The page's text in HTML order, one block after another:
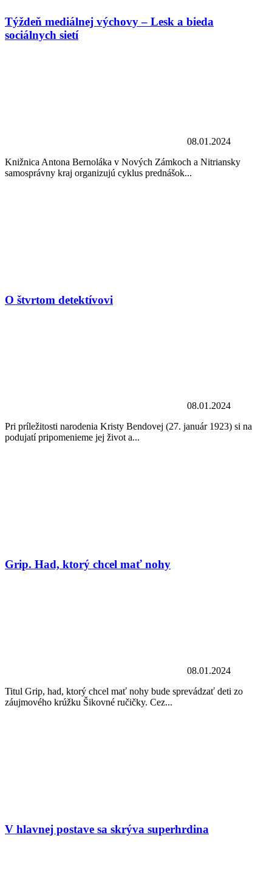
Týždeň mediálnej výchovy – Lesk a bieda
sociálnych sietí
08.01.2024
Knižnica Antona Bernoláka v Nových Zámkoch a Nitriansky
samosprávny kraj organizujú cyklus prednášok...
O štvrtom detektívovi
08.01.2024
Pri príležitosti narodenia Kristy Bendovej (27. január 1923) si na
podujatí pripomenieme jej život a...
Grip. Had, ktorý chcel mať nohy
08.01.2024
Titul Grip, had, ktorý chcel mať nohy bude sprevádzať deti zo
záujmového krúžku Šikovné ručičky. Cez...
V hlavnej postave sa skrýva superhrdina